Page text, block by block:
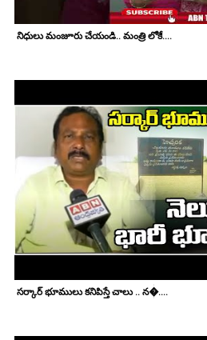
నిధులు మంజూరు చేయండి.. మంత్రి లోకే....
సర్కార్ భూములు కనిపిస్తే చాలు .. న�....